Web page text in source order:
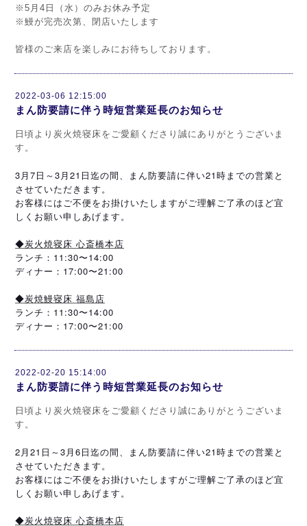
※5月4日（水）のみお休み予定
※鰻が完売次第、閉店いたします
皆様のご来店を楽しみにお待ちしております。
2022-03-06 12:15:00
まん防要請に伴う時短営業延長のお知らせ
日頃より炭火焼寝床をご愛顧くださり誠にありがとうございま
す。
3月7日～3月21日迄の間、まん防要請に伴い21時までの営業と
させていただきます。
お客様にはご不便をお掛けいたしますがご理解ご了承のほど宜
しくお願い申しあげます。
◆炭火焼寝床 心斎橋本店
ランチ：11:30〜14:00
ディナー：17:00〜21:00
◆炭焼鰻寝床 福島店
ランチ：11:30〜14:00
ディナー：17:00〜21:00
2022-02-20 15:14:00
まん防要請に伴う時短営業延長のお知らせ
日頃より炭火焼寝床をご愛顧くださり誠にありがとうございま
す。
2月21日～3月6日迄の間、まん防要請に伴い21時までの営業と
させていただきます。
お客様にはご不便をお掛けいたしますがご理解ご了承のほど宜
しくお願い申しあげます。
◆炭火焼寝床 心斎橋本店